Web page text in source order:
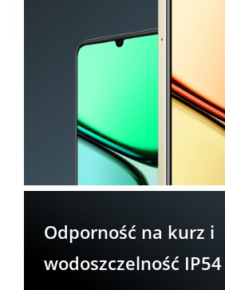
Odporność na kurz i
wodoszczelność IP54